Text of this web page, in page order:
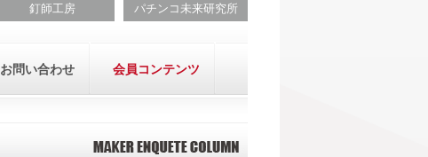
釘師工房 パチンコ未来研究所
お問い合わせ 会員コンテンツ